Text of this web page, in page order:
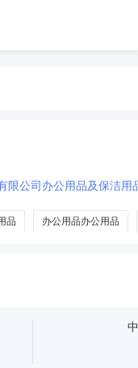
限公司办公用品及保洁
品 办公用品办公用品